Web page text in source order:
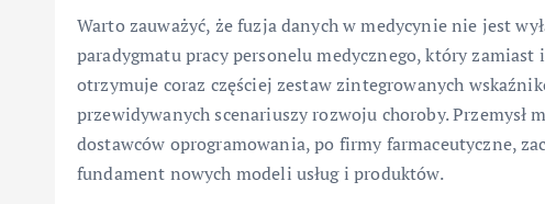
Warto zauważyć, że fuzja danych w medycynie nie jest
paradygmatu pracy personelu medycznego, który
otrzymuje coraz częściej zestaw zintegrowanych
przewidywanych scenariuszy rozwoju choroby. Przemysł
dostawców oprogramowania, po firmy farmaceutyczne,
fundament nowych modeli usług i produktów.